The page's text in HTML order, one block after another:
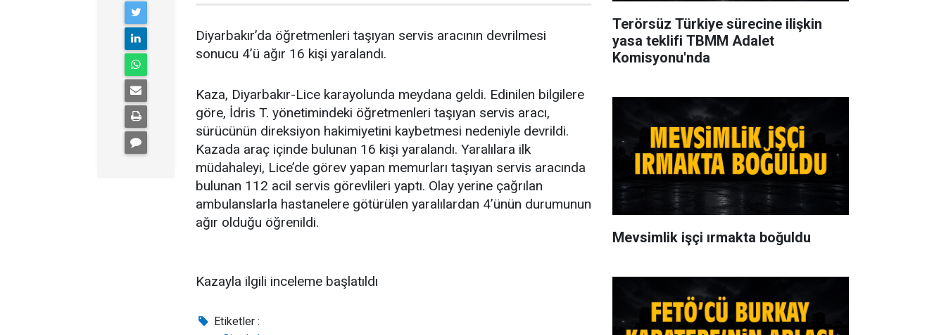
Diyarbakır’da öğretmenleri taşıyan servis aracının devrilmesi
sonucu 4’ü ağır 16 kişi yaralandı.
Kaza, Diyarbakır-Lice karayolunda meydana geldi. Edinilen bilgilere
göre, İdris T. yönetimindeki öğretmenleri taşıyan servis aracı,
sürücünün direksiyon hakimiyetini kaybetmesi nedeniyle devrildi.
Kazada araç içinde bulunan 16 kişi yaralandı. Yaralılara ilk
müdahaleyi, Lice’de görev yapan memurları taşıyan servis aracında
bulunan 112 acil servis görevlileri yaptı. Olay yerine çağrılan
ambulanslarla hastanelere götürülen yaralılardan 4’ünün durumunun
ağır olduğu öğrenildi.
Kazayla ilgili inceleme başlatıldı
Etiketler :
Terörsüz Türkiye sürecine ilişkin
yasa teklifi TBMM Adalet
Komisyonu'nda
Mevsimlik işçi ırmakta boğuldu